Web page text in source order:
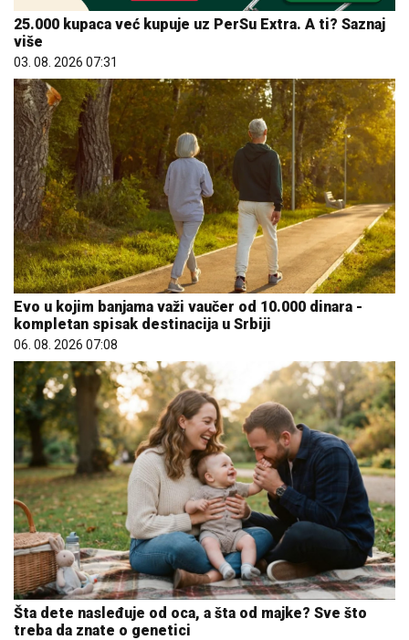
25.000 kupaca već kupuje uz PerSu Extra. A ti? Saznaj
više
03. 08. 2026 07:31
Evo u kojim banjama važi vaučer od 10.000 dinara -
kompletan spisak destinacija u Srbiji
06. 08. 2026 07:08
Šta dete nasleđuje od oca, a šta od majke? Sve što
treba da znate o genetici